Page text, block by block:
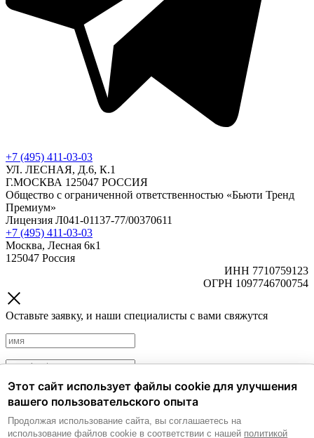
+7 (495) 411-03-03
УЛ. ЛЕСНАЯ, Д.6, К.1
Г.МОСКВА 125047 РОССИЯ
Общество с ограниченной ответственностью «Бьюти Тренд
Премиум»
Лицензия Л041-01137-77/00370611
+7 (495) 411-03-03
Москва, Лесная 6к1
125047 Россия
ИНН 7710759123
ОГРН 1097746700754
Оставьте заявку, и наши специалисты с вами свяжутся
Политика обработки персональных данных. Согласие на
обработку персональных данных.
Согласие на получение рекламных и информационных
Этот сайт использует файлы cookie для улучшения
вашего пользовательского опыта
Продолжая использование сайта, вы соглашаетесь на
использование файлов cookie в соответствии с нашей политикой